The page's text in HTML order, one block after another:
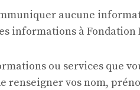
aucune
informations à Fondation
ou services que
renseigner vos nom,